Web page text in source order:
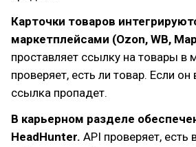
Карточки товаров
маркетплейсами (Ozon, WB,
проставляет ссылку на товары в
проверяет, есть ли товар. Если он
ссылка пропадет.
В карьерном разделе
HeadHunter. API проверяет, есть